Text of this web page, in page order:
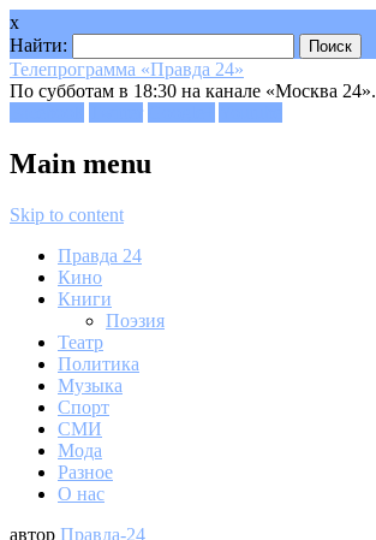
x
Найти:
Телепрограмма «Правда 24»
По субботам в 18:30 на канале «Москва 24».
Main menu
Skip to content
Правда 24
Кино
Книги
Поэзия
Театр
Политика
Музыка
Спорт
СМИ
Мода
Разное
О нас
автор Правда-24